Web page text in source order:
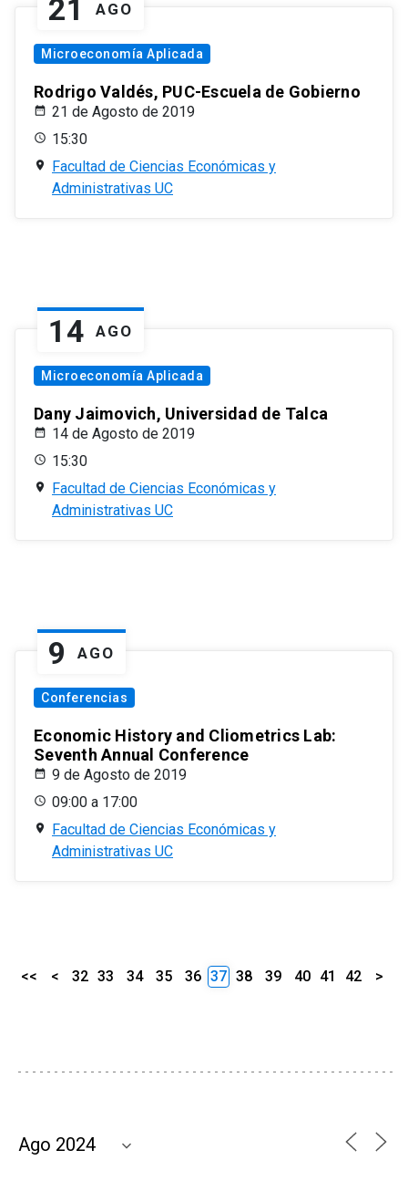
21 AGO
Microeconomía Aplicada
Rodrigo Valdés, PUC-Escuela de Gobierno
21 de Agosto de 2019
15:30
Facultad de Ciencias Económicas y
Administrativas UC
14 AGO
Microeconomía Aplicada
Dany Jaimovich, Universidad de Talca
14 de Agosto de 2019
15:30
Facultad de Ciencias Económicas y
Administrativas UC
9 AGO
Conferencias
Economic History and Cliometrics Lab:
Seventh Annual Conference
9 de Agosto de 2019
09:00 a 17:00
Facultad de Ciencias Económicas y
Administrativas UC
<< < 32 33 34 35 36 37 38 39 40 41 42 >